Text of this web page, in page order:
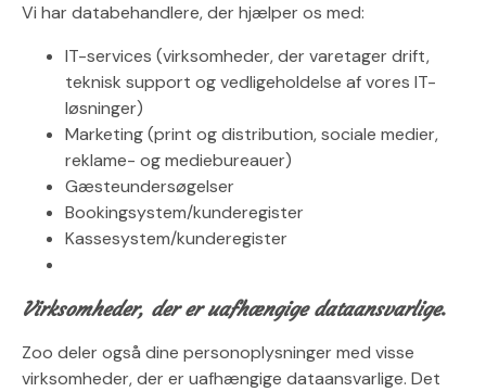
Vi har databehandlere, der hjælper os med:
IT-services (virksomheder, der varetager drift,
teknisk support og vedligeholdelse af vores IT-
løsninger)
Marketing (print og distribution, sociale medier,
reklame- og mediebureauer)
Gæsteundersøgelser
Bookingsystem/kunderegister
Kassesystem/kunderegister
Virksomheder, der er uafhængige dataansvarlige.
Zoo deler også dine personoplysninger med visse
virksomheder, der er uafhængige dataansvarlige. Det